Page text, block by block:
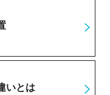
いとは